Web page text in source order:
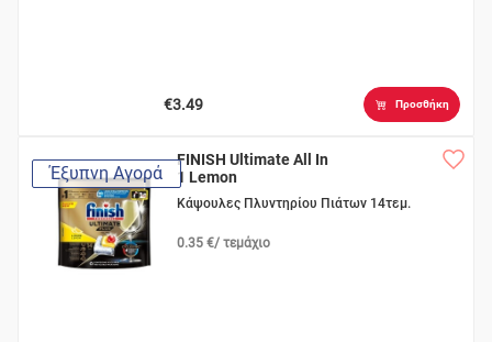
€3.49 Προσθήκη
Έξυπνη Αγορά
FINISH Ultimate All In
1 Lemon
Κάψουλες Πλυντηρίου Πιάτων 14τεμ.
0.35 €/ τεμάχιο